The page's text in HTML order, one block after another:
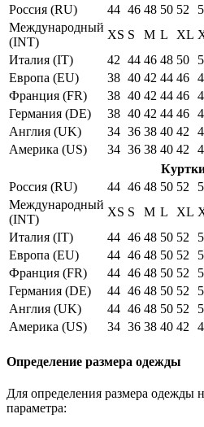
Россия (RU)
44 46 48 50 52
Международный
(INT)
XS S M L XL
Италия (IT)
42 44 46 48 50
Европа (EU)
38 40 42 44 46
Франция (FR)
38 40 42 44 46
Германия (DE)
38 40 42 44 46
Англия (UK)
34 36 38 40 42
Америка (US)
34 36 38 40 42
Россия (RU)
44 46 48 50 52
Международный
(INT)
XS S M L XL
Италия (IT)
44 46 48 50 52
Европа (EU)
44 46 48 50 52
Франция (FR)
44 46 48 50 52
Германия (DE)
44 46 48 50 52
Англия (UK)
44 46 48 50 52
Америка (US)
34 36 38 40 42
Определение размера одежды
Для определения размера одежды
параметра: